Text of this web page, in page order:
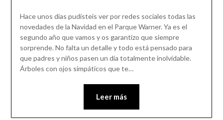
Hace unos días pudisteis ver por redes sociales todas las
novedades de la Navidad en el Parque Warner. Ya es el
segundo año que vamos y os garantizo que siempre
sorprende. No falta un detalle y todo está pensado para
que padres y niños pasen un día totalmente inolvidable.
Árboles con ojos simpáticos que te…
Leer más